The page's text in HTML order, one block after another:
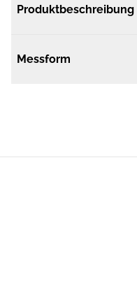
Produktbeschreibung
Messform